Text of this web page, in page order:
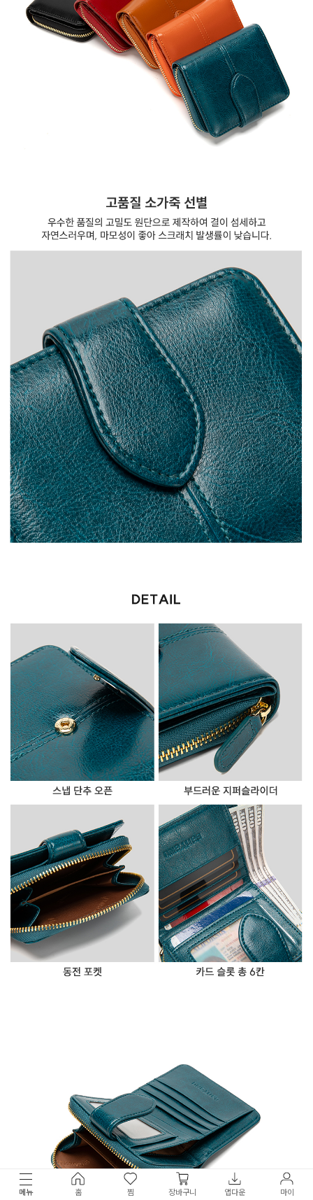
메뉴 홈 찜 장바구니 앱다운 마이